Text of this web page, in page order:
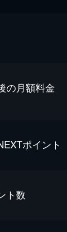
の⽉額料金
ポイント
ト数